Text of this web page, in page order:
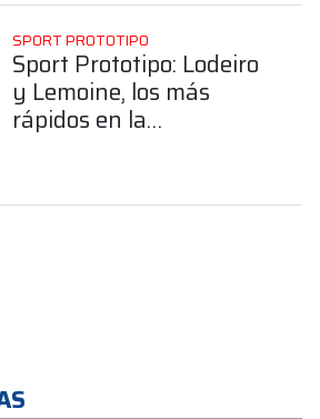
SPORT PROTOTIPO
Sport Prototipo: Lodeiro
y Lemoine, los más
rápidos en la